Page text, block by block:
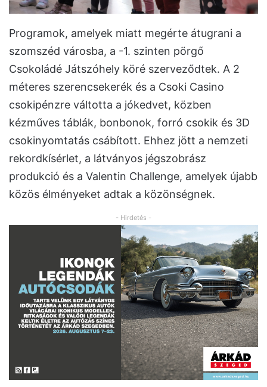
Programok, amelyek miatt megérte átugrani a
szomszéd városba, a -1. szinten pörgő
Csokoládé Játszóhely köré szerveződtek. A 2
méteres szerencsekerék és a Csoki Casino
csokipénzre váltotta a jókedvet, közben
kézműves táblák, bonbonok, forró csokik és 3D
csokinyomtatás csábított. Ehhez jött a nemzeti
rekordkísérlet, a látványos jégszobrász
produkció és a Valentin Challenge, amelyek újabb
közös élményeket adtak a közönségnek.
- Hirdetés -